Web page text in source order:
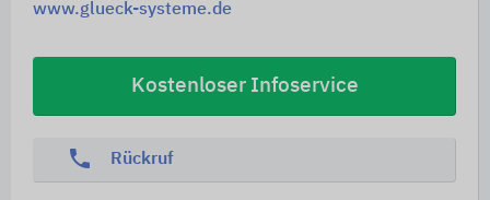
www.glueck-systeme.de
Kostenloser Infoservice
phone Rückruf